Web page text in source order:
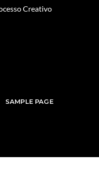
Creativo
SAMPLE PAGE